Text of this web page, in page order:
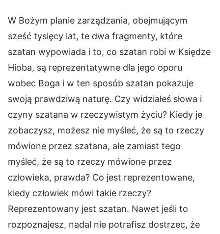
W Bożym planie zarządzania, obejmującym
sześć tysięcy lat, te dwa fragmenty, które
szatan wypowiada i to, co szatan robi w Księdze
Hioba, są reprezentatywne dla jego oporu
wobec Boga i w ten sposób szatan pokazuje
swoją prawdziwą naturę. Czy widziałeś słowa i
czyny szatana w rzeczywistym życiu? Kiedy je
zobaczysz, możesz nie myśleć, że są to rzeczy
mówione przez szatana, ale zamiast tego
myśleć, że są to rzeczy mówione przez
człowieka, prawda? Co jest reprezentowane,
kiedy człowiek mówi takie rzeczy?
Reprezentowany jest szatan. Nawet jeśli to
rozpoznajesz, nadal nie potrafisz dostrzec, że